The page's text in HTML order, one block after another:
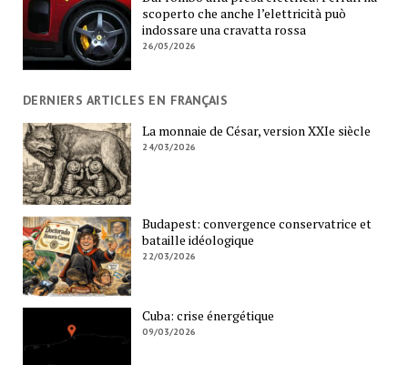
scoperto che anche l’elettricità può
indossare una cravatta rossa
26/05/2026
DERNIERS ARTICLES EN FRANÇAIS
La monnaie de César, version XXIe siècle
24/03/2026
Budapest: convergence conservatrice et
bataille idéologique
22/03/2026
Cuba: crise énergétique
09/03/2026